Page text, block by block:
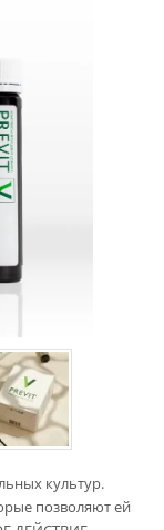
культур.
позволяют ей